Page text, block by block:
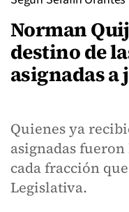
Norman
destino de
asignadas
Quienes ya
asignadas
cada fracción
Legislativa.